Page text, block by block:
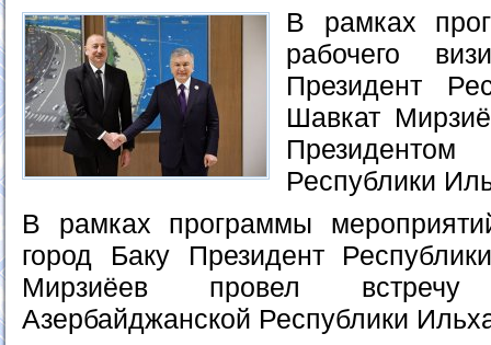
В рамках
рабочего
Президент
Шавкат
Республики
В рамках программы
город Баку Президент
Мирзиёев провел
Азербайджанской Республики